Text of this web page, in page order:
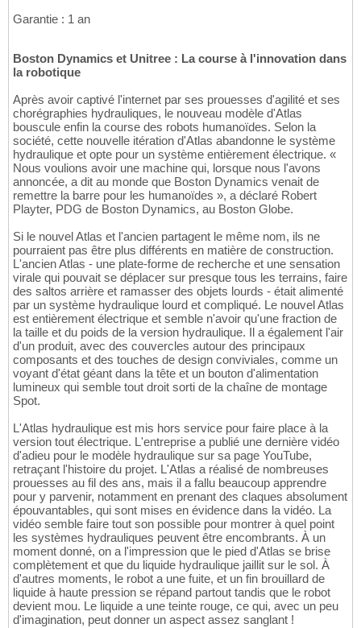
Garantie : 1 an
Boston Dynamics et Unitree : La course à l'innovation dans
la robotique
Après avoir captivé l'internet par ses prouesses d'agilité et ses
chorégraphies hydrauliques, le nouveau modèle d'Atlas
bouscule enfin la course des robots humanoïdes. Selon la
société, cette nouvelle itération d'Atlas abandonne le système
hydraulique et opte pour un système entièrement électrique. «
Nous voulions avoir une machine qui, lorsque nous l'avons
annoncée, a dit au monde que Boston Dynamics venait de
remettre la barre pour les humanoïdes », a déclaré Robert
Playter, PDG de Boston Dynamics, au Boston Globe.
Si le nouvel Atlas et l'ancien partagent le même nom, ils ne
pourraient pas être plus différents en matière de construction.
L'ancien Atlas - une plate-forme de recherche et une sensation
virale qui pouvait se déplacer sur presque tous les terrains, faire
des saltos arrière et ramasser des objets lourds - était alimenté
par un système hydraulique lourd et compliqué. Le nouvel Atlas
est entièrement électrique et semble n'avoir qu'une fraction de
la taille et du poids de la version hydraulique. Il a également l'air
d'un produit, avec des couvercles autour des principaux
composants et des touches de design conviviales, comme un
voyant d'état géant dans la tête et un bouton d'alimentation
lumineux qui semble tout droit sorti de la chaîne de montage
Spot.
L'Atlas hydraulique est mis hors service pour faire place à la
version tout électrique. L'entreprise a publié une dernière vidéo
d'adieu pour le modèle hydraulique sur sa page YouTube,
retraçant l'histoire du projet. L'Atlas a réalisé de nombreuses
prouesses au fil des ans, mais il a fallu beaucoup apprendre
pour y parvenir, notamment en prenant des claques absolument
épouvantables, qui sont mises en évidence dans la vidéo. La
vidéo semble faire tout son possible pour montrer à quel point
les systèmes hydrauliques peuvent être encombrants. À un
moment donné, on a l'impression que le pied d'Atlas se brise
complètement et que du liquide hydraulique jaillit sur le sol. À
d'autres moments, le robot a une fuite, et un fin brouillard de
liquide à haute pression se répand partout tandis que le robot
devient mou. Le liquide a une teinte rouge, ce qui, avec un peu
d'imagination, peut donner un aspect assez sanglant !